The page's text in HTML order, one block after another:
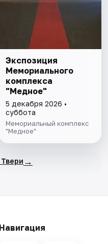
Экспозиция
Мемориального
комплекса
"Медное"
5 декабря 2026 •
суббота
Мемориальный комплекс
"Медное"
→
Навигация